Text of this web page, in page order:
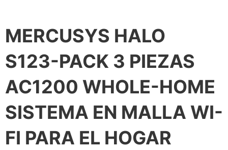
MERCUSYS HALO
S123-PACK 3 PIEZAS
AC1200 WHOLE-HOME
SISTEMA EN MALLA WI-
FI PARA EL HOGAR